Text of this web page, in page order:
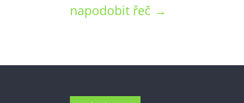
napodobit řeč →